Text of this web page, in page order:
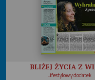
BLIŻEJ ŻYCIA Z
Lifestylowy dodatek